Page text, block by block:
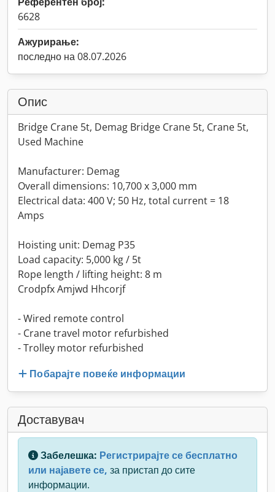
6628
Ажурирање:
последно на 08.07.2026
Опис
Bridge Crane 5t, Demag Bridge Crane 5t, Crane 5t,
Used Machine
Manufacturer: Demag
Overall dimensions: 10,700 x 3,000 mm
Electrical data: 400 V; 50 Hz, total current = 18
Amps
Hoisting unit: Demag P35
Load capacity: 5,000 kg / 5t
Rope length / lifting height: 8 m
Crodpfx Amjwd Hhcorjf
- Wired remote control
- Crane travel motor refurbished
- Trolley motor refurbished
Побарајте повеќе информации
Доставувач
Забелешка: Регистрирајте се бесплатно
или најавете се, за пристап до сите
информации.